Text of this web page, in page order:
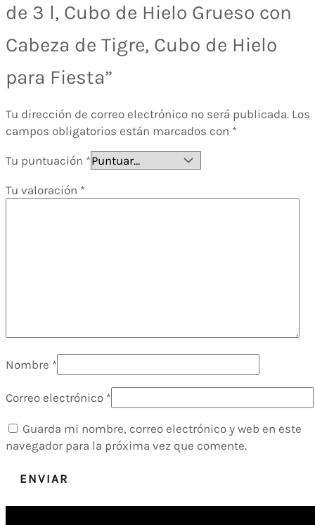
de 3 l, Cubo de Hielo Grueso con
Cabeza de Tigre, Cubo de Hielo
para Fiesta”
Tu dirección de correo electrónico no será publicada. Los
campos obligatorios están marcados con *
Tu puntuación *
Tu valoración *
Nombre *
Correo electrónico *
Guarda mi nombre, correo electrónico y web en este
navegador para la próxima vez que comente.